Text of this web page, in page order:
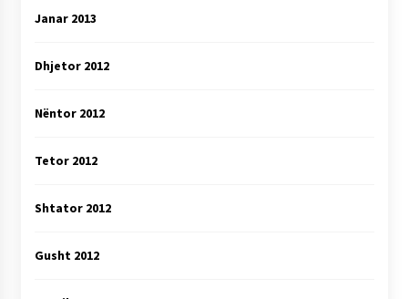
Janar 2013
Dhjetor 2012
Nëntor 2012
Tetor 2012
Shtator 2012
Gusht 2012